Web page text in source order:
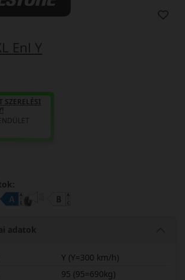
Enl Y
SZERELÉSI
adatok
Y (Y=300 km/h)
95 (95=690kg)